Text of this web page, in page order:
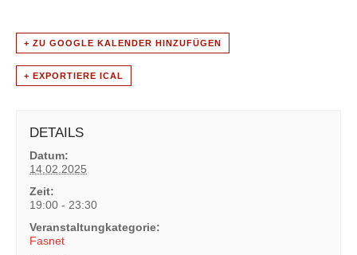
+ ZU GOOGLE KALENDER HINZUFÜGEN
+ EXPORTIERE ICAL
DETAILS
Datum:
14.02.2025
Zeit:
19:00 - 23:30
Veranstaltungkategorie:
Fasnet